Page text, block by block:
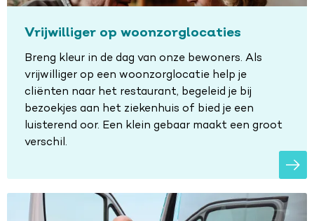
Vrijwilliger op woonzorglocaties
Breng kleur in de dag van onze bewoners. Als
vrijwilliger op een woonzorglocatie help je
cliënten naar het restaurant, begeleid je bij
bezoekjes aan het ziekenhuis of bied je een
luisterend oor. Een klein gebaar maakt een groot
verschil.